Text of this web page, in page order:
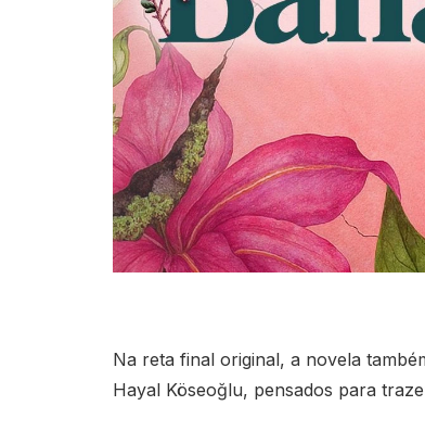
Na reta final original, a novela
Hayal Köseoğlu, pensados para